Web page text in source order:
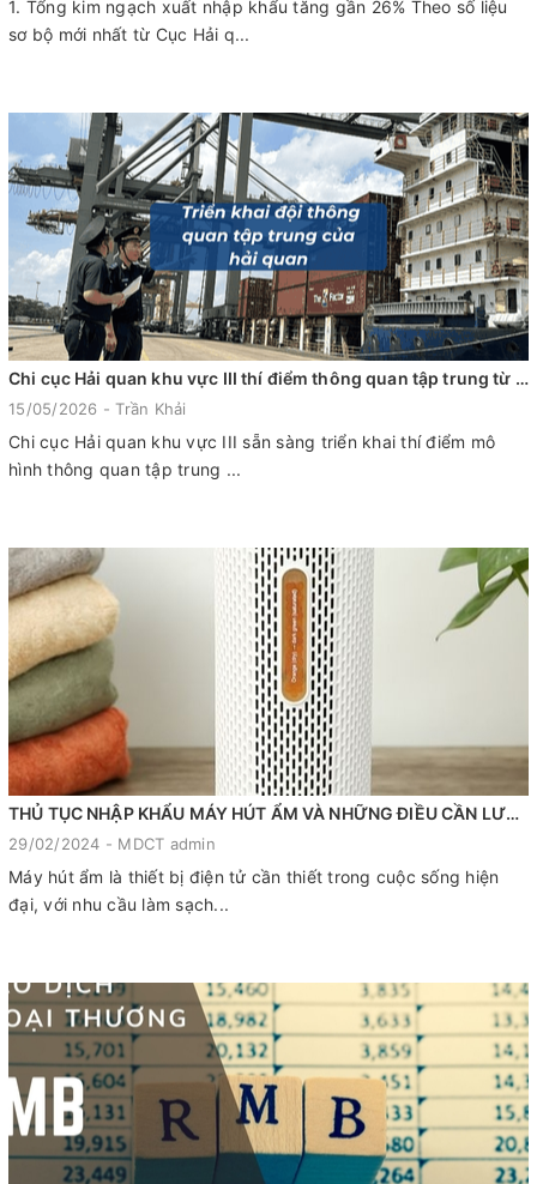
1. Tổng kim ngạch xuất nhập khẩu tăng gần 26% Theo số liệu
sơ bộ mới nhất từ Cục Hải q...
Chi cục Hải quan khu vực III thí điểm thông quan tập trung từ 01/6/2026
15/05/2026 - Trần Khải
Chi cục Hải quan khu vực III sẵn sàng triển khai thí điểm mô
hình thông quan tập trung ...
THỦ TỤC NHẬP KHẨU MÁY HÚT ẨM VÀ NHỮNG ĐIỀU CẦN LƯU Ý
29/02/2024 - MDCT admin
Máy hút ẩm là thiết bị điện tử cần thiết trong cuộc sống hiện
đại, với nhu cầu làm sạch...